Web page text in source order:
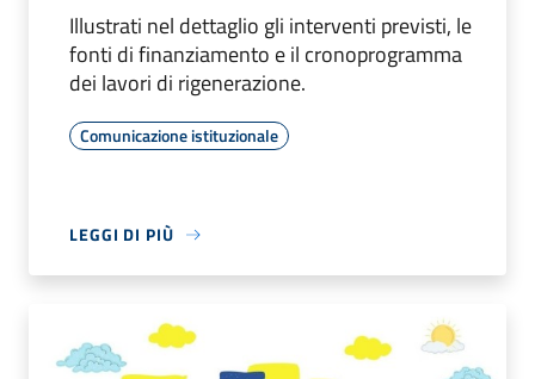
Illustrati nel dettaglio gli interventi previsti, le
fonti di finanziamento e il cronoprogramma
dei lavori di rigenerazione.
Comunicazione istituzionale
LEGGI DI PIÙ